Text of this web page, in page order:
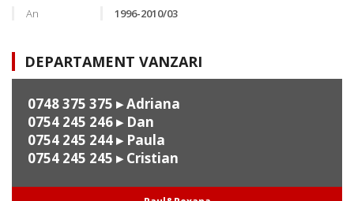
An
1996-2010/03
DEPARTAMENT VANZARI
0748 375 375 ▸ Adriana
0754 245 246▸ Dan
0754 245 244▸ Paula
0754 245 245 ▸ Cristian